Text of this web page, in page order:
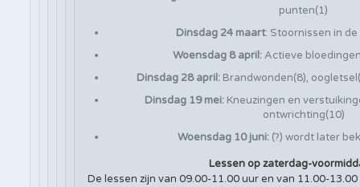
punten(1)
Dinsdag 24 maart: Stoornissen in
Woensdag 8 april:Actieve
Dinsdag 28 april:Brandwonden(8),
Dinsdag 19 mei:Kneuzingen en
ontwrichting(10)
Woensdag 10 juni: (?) wordt later
Lessen op zaterdag-
De lessen zijn van 09.00-11.00 uur en van 11.00-